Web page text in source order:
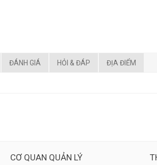
ĐÁNH GIÁ HỎI & ĐÁP ĐỊA ĐIỂM
CƠ QUAN QUẢN LÝ